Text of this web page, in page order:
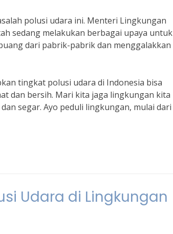
polusi udara ini. Menteri Lingkungan
sedang melakukan berbagai upaya untuk
dari pabrik-pabrik dan menggalakkan
tingkat polusi udara di Indonesia bisa
dan bersih. Mari kita jaga lingkungan kita
segar. Ayo peduli lingkungan, mulai dari
Udara di Lingkungan